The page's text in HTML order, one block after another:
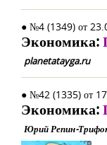
● №4 (1349) от
Экономика:
planetatayga.ru
● №42 (1335) от
Экономика:
Юрий Репин-